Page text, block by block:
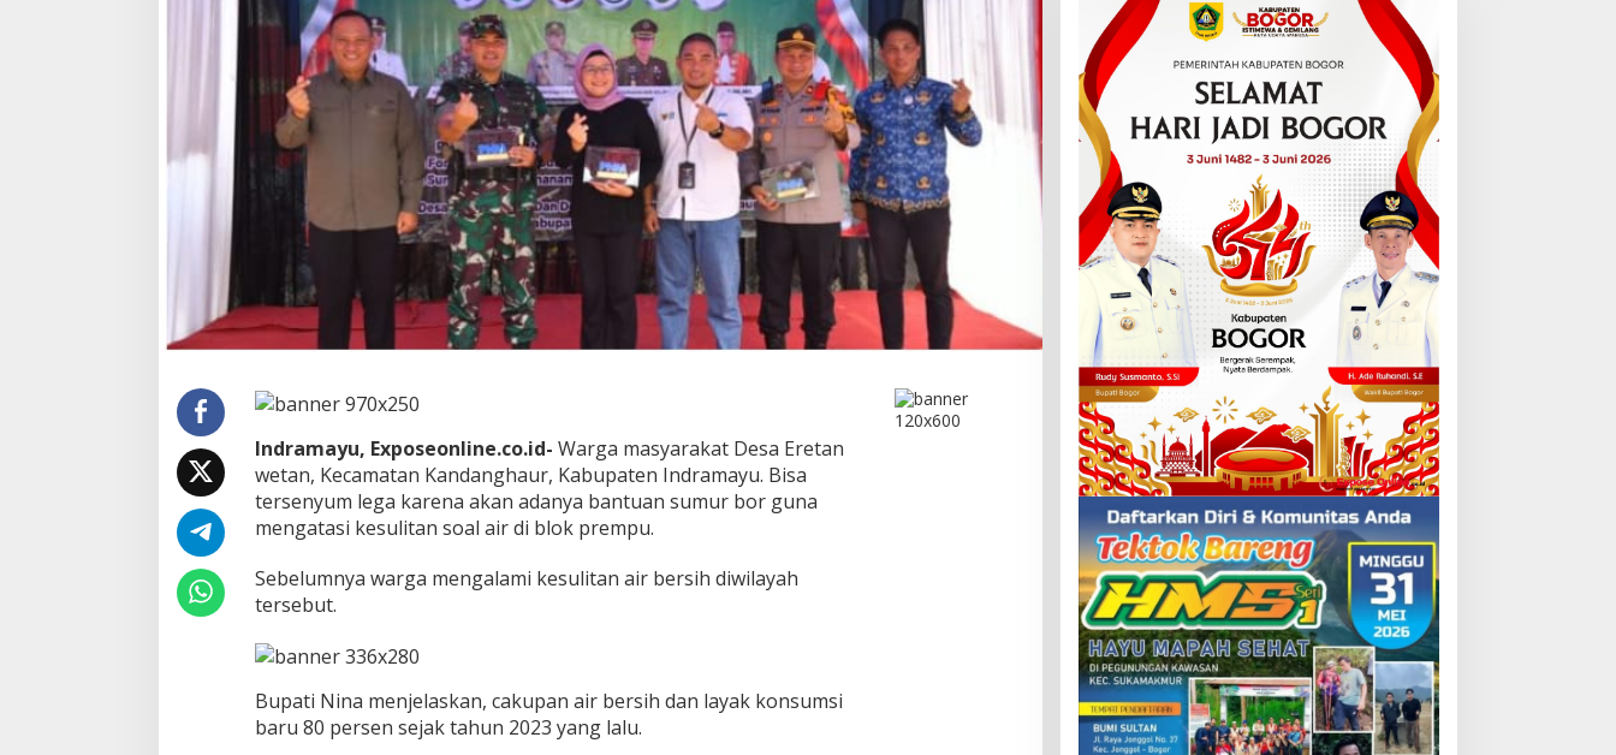
6
1
6
I
n
d
r
a
m
a
y
u
M
e
r
e
a
n
P
m
u
u
m
Indramayu, Exposeonline.co.id- Warga masyarakat Desa Eretan
wetan, Kecamatan Kandanghaur, Kabupaten Indramayu. Bisa
tersenyum lega karena akan adanya bantuan sumur bor guna
mengatasi kesulitan soal air di blok prempu.
Sebelumnya warga mengalami kesulitan air bersih diwilayah
tersebut.
Bupati Nina menjelaskan, cakupan air bersih dan layak konsumsi
baru 80 persen sejak tahun 2023 yang lalu.